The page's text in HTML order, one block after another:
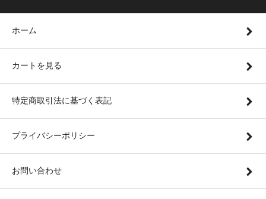
ホーム
カートを見る
特定商取引法に基づく表記
プライバシーポリシー
お問い合わせ